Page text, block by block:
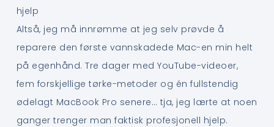
hjelp
Altså, jeg må innrømme at jeg selv prøvde å
reparere den første vannskadede Mac-en min helt
på egenhånd. Tre dager med YouTube-videoer,
fem forskjellige tørke-metoder og én fullstendig
ødelagt MacBook Pro senere… tja, jeg lærte at noen
ganger trenger man faktisk profesjonell hjelp.